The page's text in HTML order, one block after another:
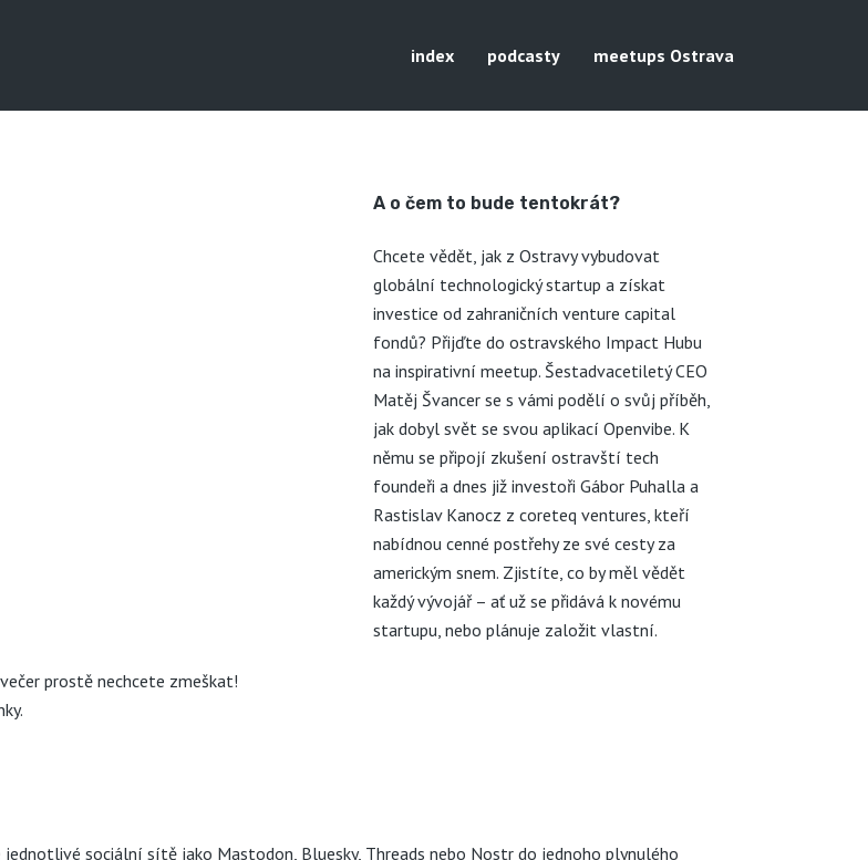
index podcasty meetups Ostrava
A o čem to bude tentokrát?
Chcete vědět, jak z Ostravy vybudovat
globální technologický startup a získat
investice od zahraničních venture capital
fondů? Přijďte do ostravského Impact Hubu
na inspirativní meetup. Šestadvacetiletý CEO
Matěj Švancer se s vámi podělí o svůj příběh,
jak dobyl svět se svou aplikací Openvibe. K
němu se připojí zkušení ostravští tech
foundeři a dnes již investoři Gábor Puhalla a
Rastislav Kanocz z coreteq ventures, kteří
nabídnou cenné postřehy ze své cesty za
americkým snem. Zjistíte, co by měl vědět
každý vývojář – ať už se přidává k novému
startupu, nebo plánuje založit vlastní.
prostě nechcete zmeškat!
jednotlivé sociální sítě jako Mastodon, Bluesky, Threads nebo Nostr do jednoho plynulého